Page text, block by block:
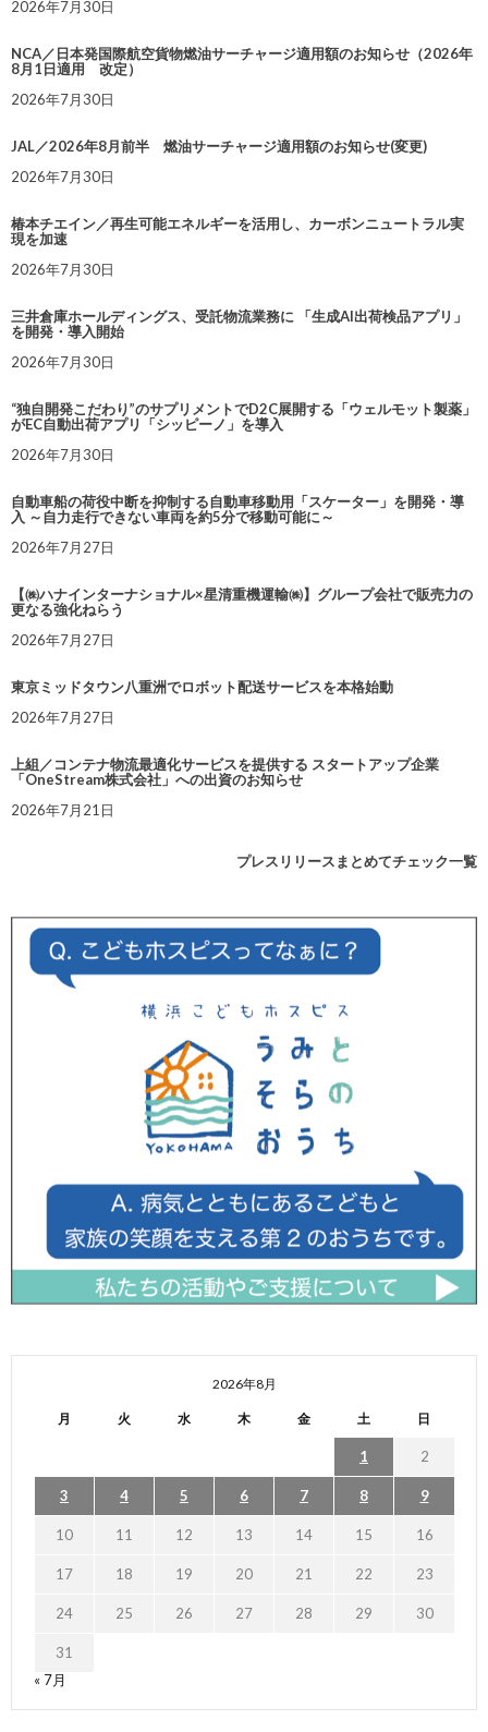
2026年7月30日
NCA／日本発国際航空貨物燃油サーチャージ適用額のお知らせ（2026年
8月1日適用 改定）
2026年7月30日
JAL／2026年8月前半 燃油サーチャージ適用額のお知らせ(変更)
2026年7月30日
椿本チエイン／再生可能エネルギーを活用し、カーボンニュートラル実
現を加速
2026年7月30日
三井倉庫ホールディングス、受託物流業務に 「生成AI出荷検品アプリ」
を開発・導入開始
2026年7月30日
“独自開発こだわり”のサプリメントでD2C展開する「ウェルモット製薬」
がEC自動出荷アプリ「シッピーノ」を導入
2026年7月30日
自動車船の荷役中断を抑制する自動車移動用「スケーター」を開発・導
入 ～自力走行できない車両を約5分で移動可能に～
2026年7月27日
【㈱ハナインターナショナル×星清重機運輸㈱】グループ会社で販売力の
更なる強化ねらう
2026年7月27日
東京ミッドタウン八重洲でロボット配送サービスを本格始動
2026年7月27日
上組／コンテナ物流最適化サービスを提供する スタートアップ企業
「OneStream株式会社」への出資のお知らせ
2026年7月21日
プレスリリースまとめてチェック一覧
2026年8月
月 火 水 木 金 土 日
1 2
3 4 5 6 7 8 9
10 11 12 13 14 15 16
17 18 19 20 21 22 23
24 25 26 27 28 29 30
31
« 7月